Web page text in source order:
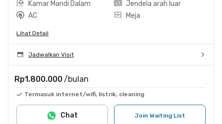
Kamar Mandi Dalam
Jendela arah luar
AC
Meja
Lihat Detail
Jadwalkan Visit
Rp1.800.000 /bulan
Termasuk internet/wifi, listrik, cleaning
Join Waiting List
Chat